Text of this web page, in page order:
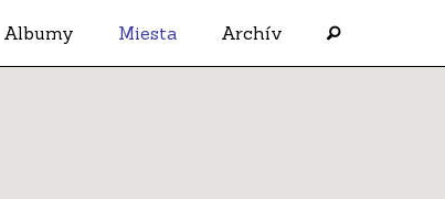
Albumy Miesta Archív